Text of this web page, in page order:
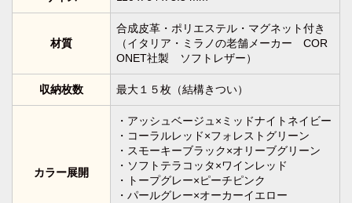
材質
合成皮革・ポリエステル・マグネット付き
（イタリア・ミラノの老舗メーカー COR
ONET社製 ソフトレザー）
収納枚数 最大１５枚（結構きつい）
カラー展開
・アッシュベージュ×ミッドナイトネイビー
・コーラルレッド×フォレストグリーン
・スモーキーブラック×オリーブグリーン
・ソフトテラコッタ×ワインレッド
・トープグレー×ピーチピンク
・パールグレー×オーカーイエロー